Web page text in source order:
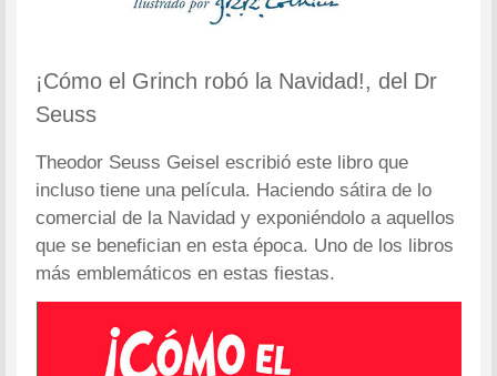
¡Cómo el Grinch robó la Navidad!, del Dr
Seuss
Theodor Seuss Geisel escribió este libro que
incluso tiene una película. Haciendo sátira de lo
comercial de la Navidad y exponiéndolo a aquellos
que se benefician en esta época. Uno de los libros
más emblemáticos en estas fiestas.